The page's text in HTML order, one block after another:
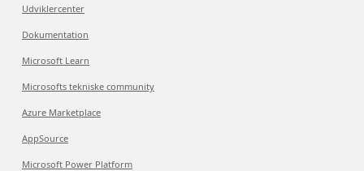
Udviklercenter
Dokumentation
Microsoft Learn
Microsofts tekniske community
Azure Marketplace
AppSource
Microsoft Power Platform